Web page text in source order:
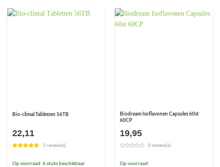
Bio-climal Tabletten 56TB
22,11
5 review(s)
Op voorraad: 6 stuks beschikbaar
Biodream Isoflavonen Capsules 60st
60CP
19,95
0 review(s)
Op voorraad: